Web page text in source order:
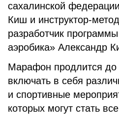
сахалинской
Киш и инструктор-
разработчик
аэробика» Александр
Марафон продлится до
включать в себя
и спортивные
которых могут стать